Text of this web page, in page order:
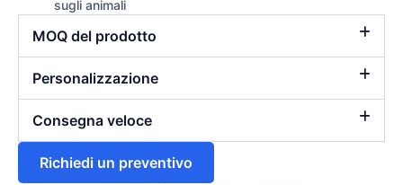
sugli animali
MOQ del prodotto
Personalizzazione
Consegna veloce
Richiedi un preventivo